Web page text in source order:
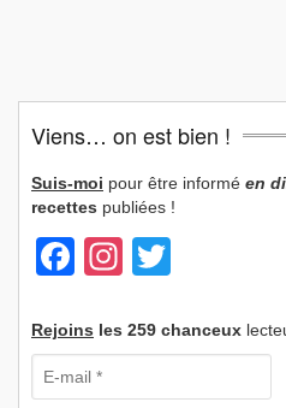
Viens… on est bien !
Suis-moi pour être informé en
recettes publiées !
Facebook
Instagram
Rejoins les 259 chanceux